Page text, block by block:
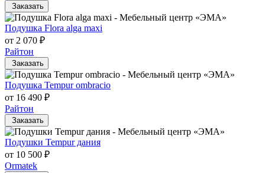
Заказать
Подушка Flora alga maxi
от 2 070 ₽
Райтон
Заказать
Подушка Tempur ombracio
от 16 490 ₽
Райтон
Заказать
Подушки Tempur дания
от 10 500 ₽
Ormatek